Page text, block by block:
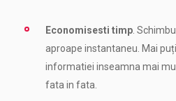
Economisesti timp .
aproape instantaneu. Mai
informatiei inseamna mai
fata in fata.